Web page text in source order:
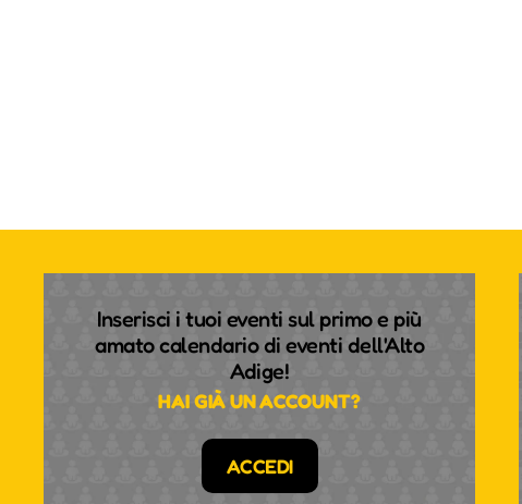
Inserisci i tuoi eventi sul primo e più
amato calendario di eventi dell'Alto
Adige!
HAI GIÀ UN ACCOUNT?
ACCEDI